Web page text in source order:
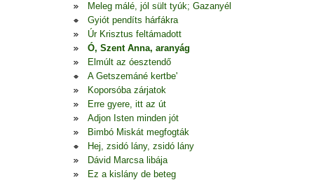
Meleg málé, jól sült tyúk; Gazanyél
Gyiót pendíts hárfákra
Úr Krisztus feltámadott
Ó, Szent Anna, aranyág
Elmúlt az óesztendő
A Getszemáné kertbe'
Koporsóba zárjatok
Erre gyere, itt az út
Adjon Isten minden jót
Bimbó Miskát megfogták
Hej, zsidó lány, zsidó lány
Dávid Marcsa libája
Ez a kislány de beteg